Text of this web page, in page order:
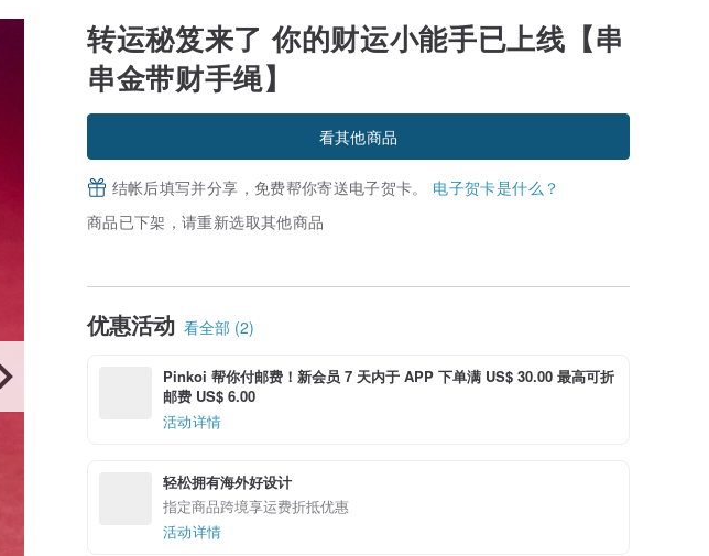
转运秘笈来了 你的财运小能手已上线【串
串金带财手绳】
看其他商品
结帐后填写并分享，免费帮你寄送电子贺卡。 电子贺卡是什么？
商品已下架，请重新选取其他商品
优惠活动 看全部 (2)
Pinkoi 帮你付邮费！新会员 7 天内于 APP 下单满 US$ 30.00 最高可折
邮费 US$ 6.00
活动详情
轻松拥有海外好设计
指定商品跨境享运费折抵优惠
活动详情